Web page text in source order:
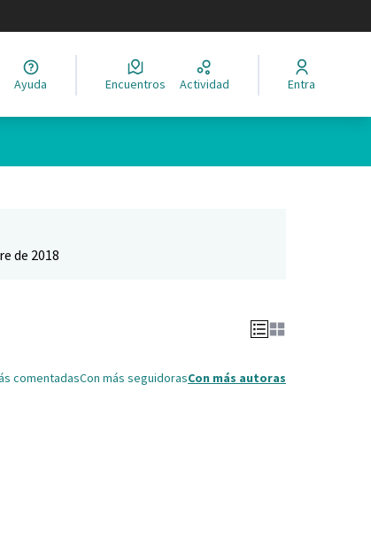
idioma
Ayuda Encuentros Actividad Entra
de 2018
comentadasCon más seguidorasCon más autoras